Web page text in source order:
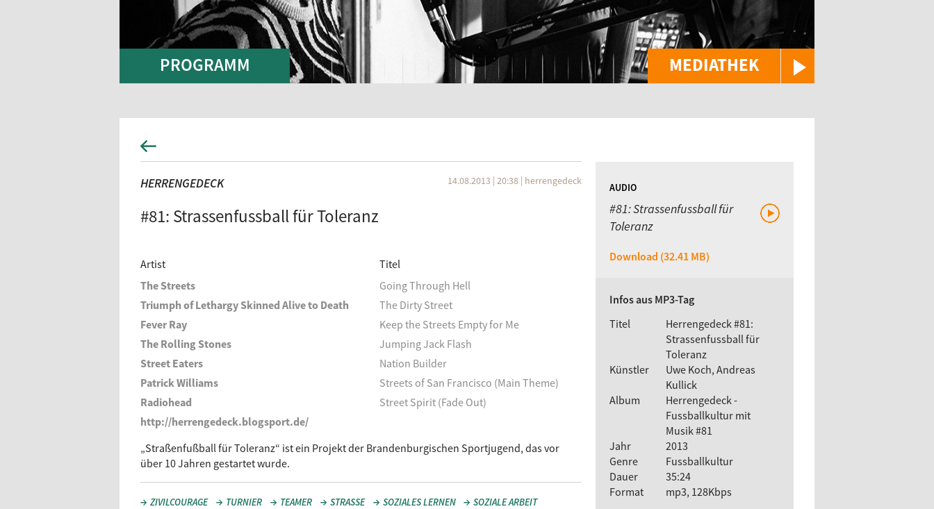
MEDIATHEK
PROGRAMM
HERRENGEDECK 14.08.2013 | 20:38 | herrengedeck
#81: Strassenfussball für Toleranz
Artist
Titel
The Streets
Going Through Hell
Triumph of Lethargy Skinned Alive to Death
The Dirty Street
Fever Ray
Keep the Streets Empty for Me
The Rolling Stones
Jumping Jack Flash
Street Eaters
Nation Builder
Patrick Williams
Streets of San Francisco (Main Theme)
Radiohead
Street Spirit (Fade Out)
http://herrengedeck.blogsport.de/
„Straßenfußball für Toleranz“ ist ein Projekt der Brandenburgischen Sportjugend, das vor
über 10 Jahren gestartet wurde.
ZIVILCOURAGE TURNIER TEAMER STRASSE SOZIALES LERNEN
SOZIALE ARBEIT
AUDIO
#81: Strassenfussball für
Toleranz
Download (32.41 MB)
Infos aus MP3-Tag
Titel
Herrengedeck #81:
Strassenfussball für
Toleranz
Künstler
Uwe Koch, Andreas
Kullick
Album
Herrengedeck -
Fussballkultur mit
Musik #81
Jahr
2013
Genre
Fussballkultur
Dauer
35:24
Format
mp3, 128Kbps